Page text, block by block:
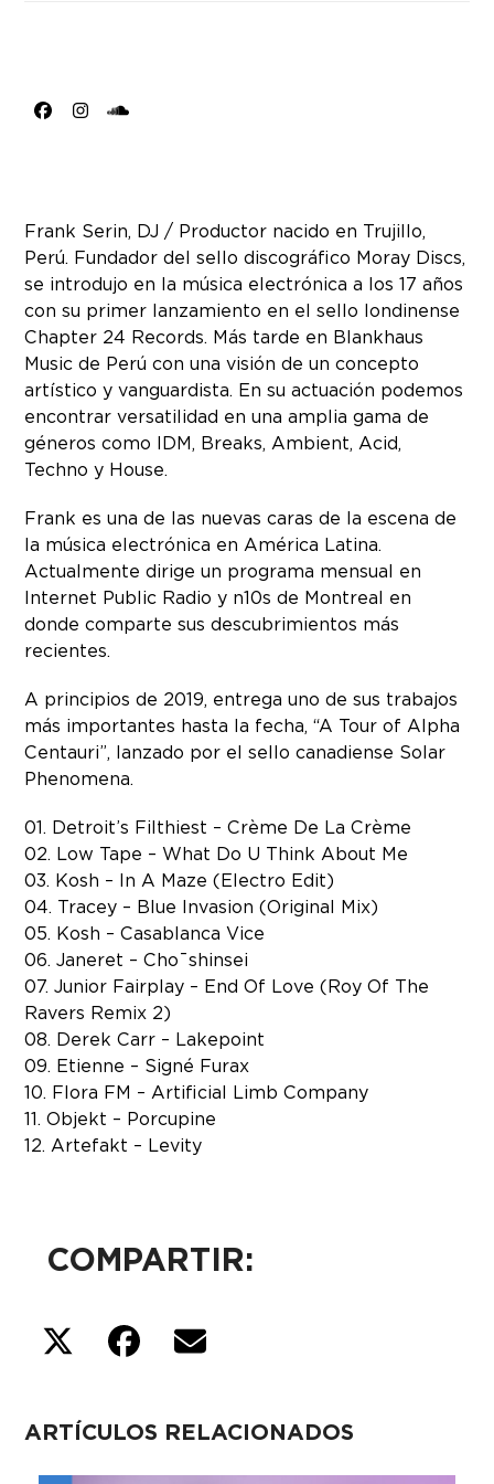
Facebook
InstagramSoundCloud
Frank Serin, DJ / Productor nacido en Trujillo,
Perú. Fundador del sello discográfico Moray Discs,
se introdujo en la música electrónica a los 17 años
con su primer lanzamiento en el sello londinense
Chapter 24 Records. Más tarde en Blankhaus
Music de Perú con una visión de un concepto
artístico y vanguardista. En su actuación podemos
encontrar versatilidad en una amplia gama de
géneros como IDM, Breaks, Ambient, Acid,
Techno y House.
Frank es una de las nuevas caras de la escena de
la música electrónica en América Latina.
Actualmente dirige un programa mensual en
Internet Public Radio y n10s de Montreal en
donde comparte sus descubrimientos más
recientes.
A principios de 2019, entrega uno de sus trabajos
más importantes hasta la fecha, “A Tour of Alpha
Centauri”, lanzado por el sello canadiense Solar
Phenomena.
01. Detroit’s Filthiest – Crème De La Crème
02. Low Tape – What Do U Think About Me
03. Kosh – In A Maze (Electro Edit)
04. Tracey – Blue Invasion (Original Mix)
05. Kosh – Casablanca Vice
06. Janeret – Cho¯shinsei
07. Junior Fairplay – End Of Love (Roy Of The
Ravers Remix 2)
08. Derek Carr – Lakepoint
09. Etienne – Signé Furax
10. Flora FM – Artificial Limb Company
11. Objekt – Porcupine
12. Artefakt – Levity
COMPARTIR:
ARTÍCULOS RELACIONADOS